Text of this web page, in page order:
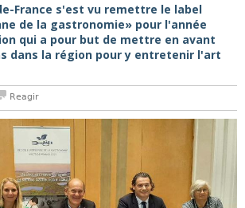
France s'est vu remettre le label
de la gastronomie» pour l'année
qui a pour but de mettre en avant
dans la région pour y entretenir l'art
Reagir